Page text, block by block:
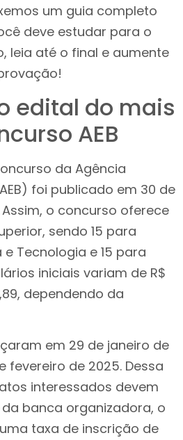
um guia completo
deve estudar para o
leia até o final e aumente
edital do mais
AEB
da Agência
foi publicado em 30 de
o concurso oferece
sendo 15 para
Tecnologia e 15 para
iniciais variam de R$
dependendo da
em 29 de janeiro de
fevereiro de 2025. Dessa
interessados devem
banca organizadora, o
taxa de inscrição de